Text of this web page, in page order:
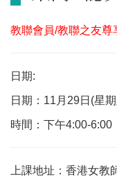
教聯會員/教聯之友尊
日期:
日期：11月29日(星
時間：下午4:00-6:00
上課地址：香港女教